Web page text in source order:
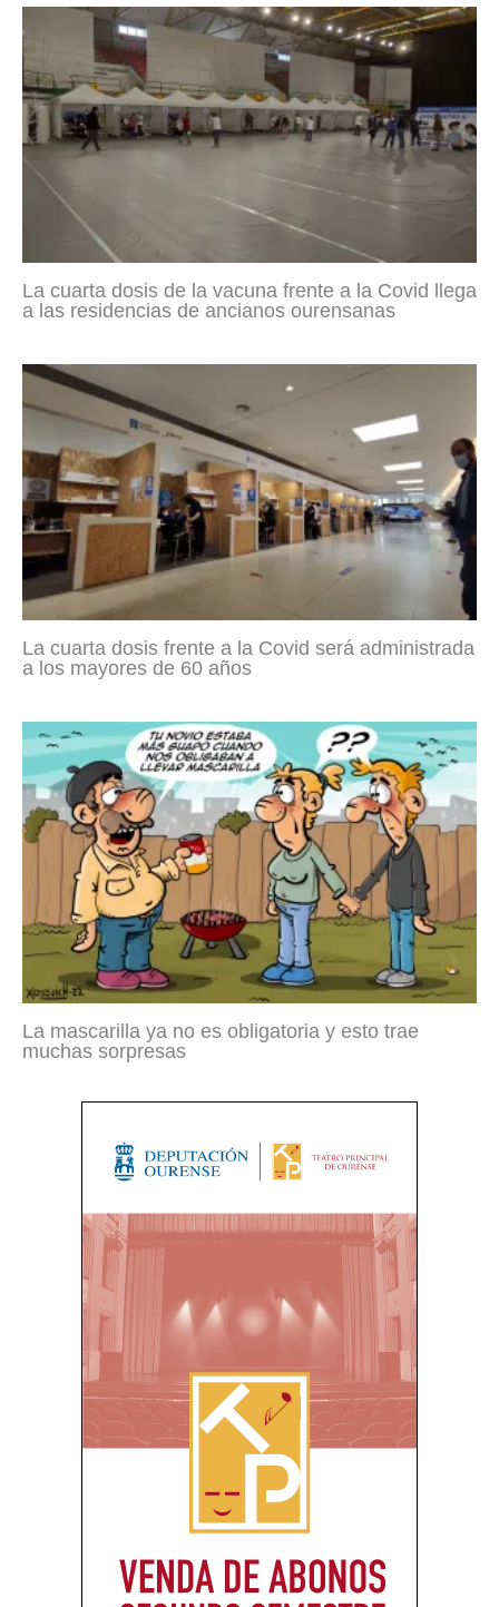
La cuarta dosis de la vacuna frente a la Covid llega
a las residencias de ancianos ourensanas
La cuarta dosis frente a la Covid será administrada
a los mayores de 60 años
La mascarilla ya no es obligatoria y esto trae
muchas sorpresas